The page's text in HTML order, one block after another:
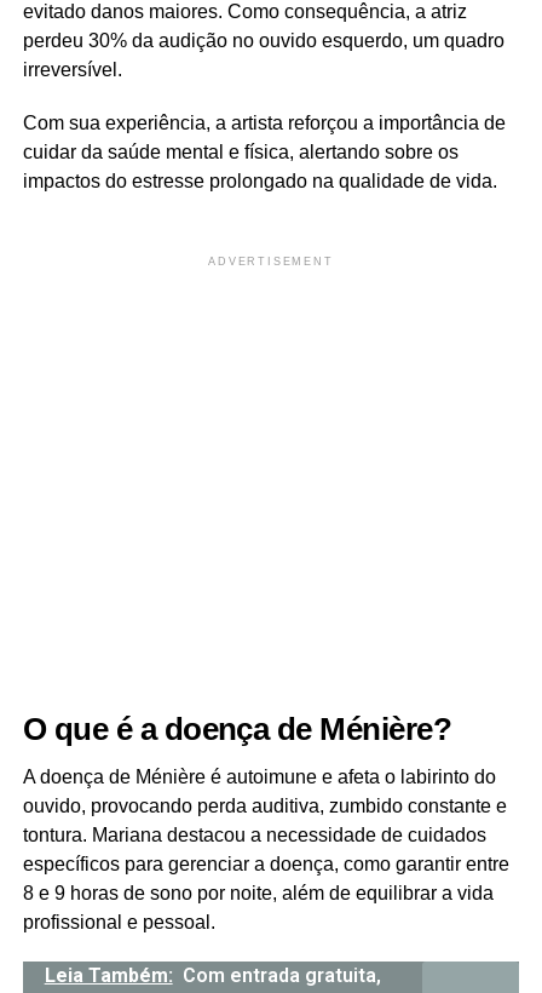
evitado danos maiores. Como consequência, a atriz
perdeu 30% da audição no ouvido esquerdo, um quadro
irreversível.
Com sua experiência, a artista reforçou a importância de
cuidar da saúde mental e física, alertando sobre os
impactos do estresse prolongado na qualidade de vida.
ADVERTISEMENT
O que é a doença de Ménière?
A doença de Ménière é autoimune e afeta o labirinto do
ouvido, provocando perda auditiva, zumbido constante e
tontura. Mariana destacou a necessidade de cuidados
específicos para gerenciar a doença, como garantir entre
8 e 9 horas de sono por noite, além de equilibrar a vida
profissional e pessoal.
Leia Também: Com entrada gratuita,